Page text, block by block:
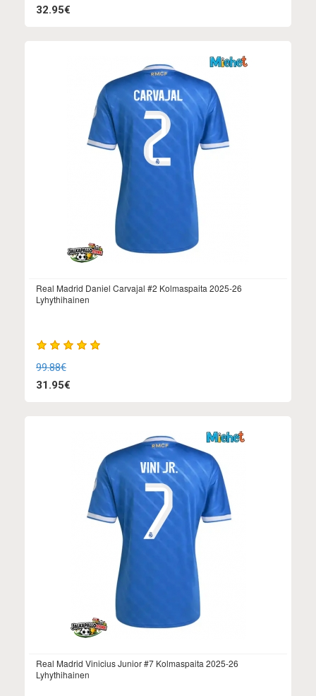
32.95€
Real Madrid Daniel Carvajal #2 Kolmaspaita 2025-26
Lyhythihainen
99.88€
31.95€
Real Madrid Vinicius Junior #7 Kolmaspaita 2025-26
Lyhythihainen